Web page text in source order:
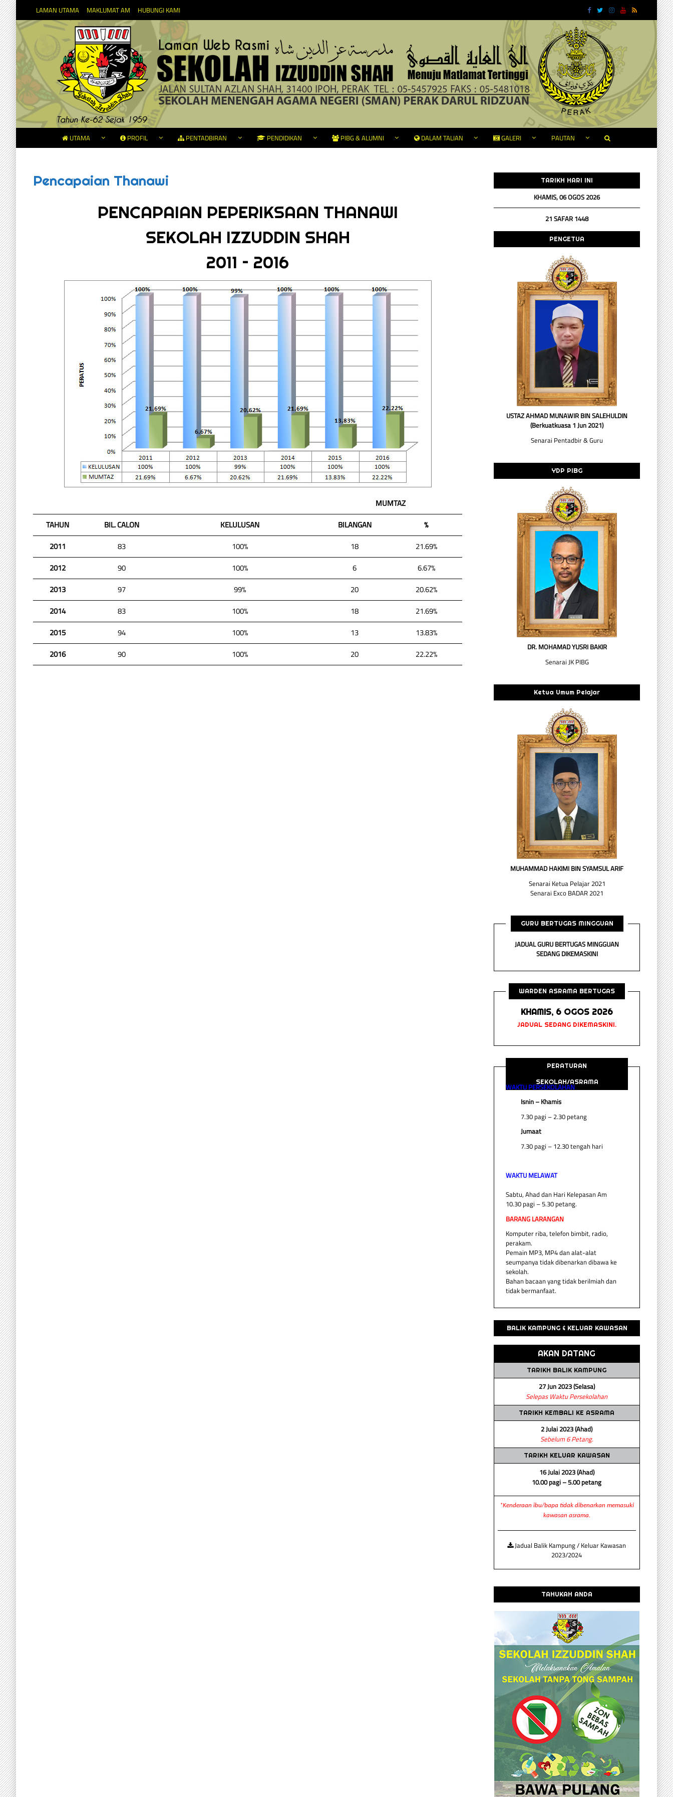
LAMAN UTAMA MAKLUMAT AM HUBUNGI KAMI
UTAMA PROFIL PENTADBIRAN PENDIDIKAN PIBG & ALUMNI DALAM TALIAN GALERI PAUTAN
Pencapaian Thanawi
PENCAPAIAN PEPERIKSAAN THANAWI
SEKOLAH IZZUDDIN SHAH
2011 – 2016
MUMTAZ
TAHUN
BIL. CALON KELULUSAN BILANGAN
%
2011
83 100% 18
21.69%
2012
90 100% 6
6.67%
2013
97 99% 20
20.62%
2014
83 100% 18
21.69%
2015
94 100% 13
13.83%
2016
90 100% 20 22.22%
TARIKH HARI INI
KHAMIS, 06 OGOS 2026
21 SAFAR 1448
PENGETUA
USTAZ AHMAD MUNAWIR BIN SALEHULDIN
(Berkuatkuasa 1 Jun 2021)
Senarai Pentadbir & Guru
YDP PIBG
DR. MOHAMAD YUSRI BAKIR
Senarai JK PIBG
Ketua Umum Pelajar
MUHAMMAD HAKIMI BIN SYAMSUL ARIF
Senarai Ketua Pelajar 2021
Senarai Exco BADAR 2021
GURU BERTUGAS MINGGUAN
JADUAL GURU BERTUGAS MINGGUAN
SEDANG DIKEMASKINI
WARDEN ASRAMA BERTUGAS
KHAMIS, 6 OGOS 2026
JADUAL SEDANG DIKEMASKINI.
PERATURAN
SEKOLAH/ASRAMA
WAKTU PERSEKOLAHAN
Isnin – Khamis
7.30 pagi – 2.30 petang
Jumaat
7.30 pagi – 12.30 tengah hari
WAKTU MELAWAT
Sabtu, Ahad dan Hari Kelepasan Am
10.30 pagi – 5.30 petang.
BARANG LARANGAN
Komputer riba, telefon bimbit, radio,
perakam.
Pemain MP3, MP4 dan alat-alat
seumpanya tidak dibenarkan dibawa ke
sekolah.
Bahan bacaan yang tidak berilmiah dan
tidak bermanfaat.
BALIK KAMPUNG & KELUAR KAWASAN
AKAN DATANG
TARIKH BALIK KAMPUNG
27 Jun 2023 (Selasa)
Selepas Waktu Persekolahan
TARIKH KEMBALI KE ASRAMA
2 Julai 2023 (Ahad)
Sebelum 6 Petang.
TARIKH KELUAR KAWASAN
16 Julai 2023 (Ahad)
10.00 pagi – 5.00 petang
*Kenderaan ibu/bapa tidak dibenarkan memasuki
kawasan asrama.
Jadual Balik Kampung / Keluar Kawasan
2023/2024
TAHUKAH ANDA